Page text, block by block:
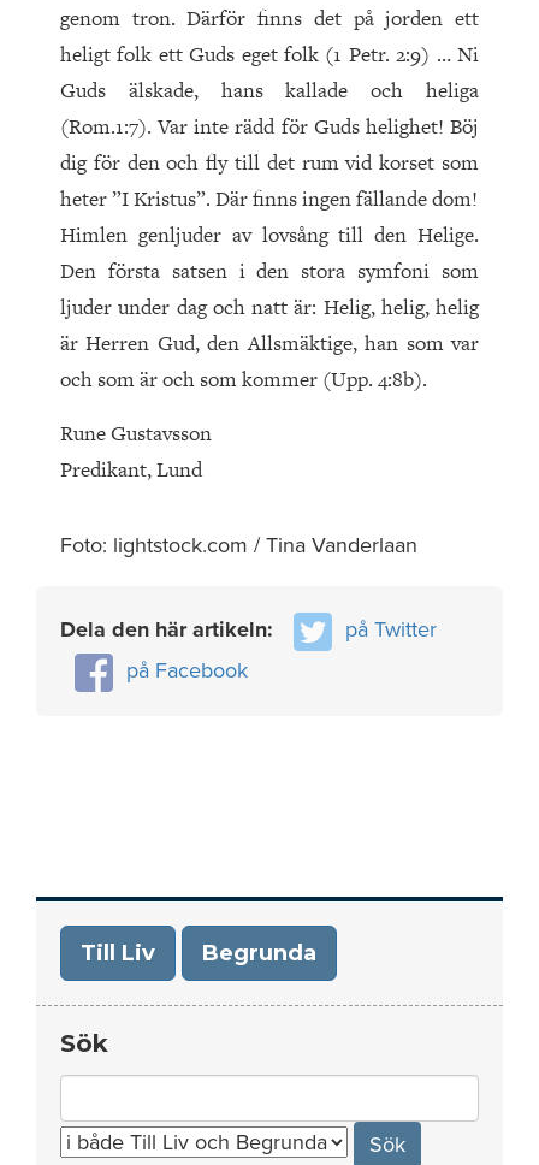
genom tron. Därför finns det på jorden ett
heligt folk ett Guds eget folk (1 Petr. 2:9) … Ni
Guds älskade, hans kallade och heliga
(Rom.1:7). Var inte rädd för Guds helighet! Böj
dig för den och fly till det rum vid korset som
heter ”I Kristus”. Där finns ingen fällande dom!
Himlen genljuder av lovsång till den Helige.
Den första satsen i den stora symfoni som
ljuder under dag och natt är: He­lig, helig, helig
är Herren Gud, den Allsmäktige, han som var
och som är och som kommer (Upp. 4:8b).
Rune Gustavsson
Predikant, Lund
Foto: lightstock.com / Tina Vanderlaan
Dela den här artikeln:
på Twitter
på Facebook
Till Liv Begrunda
Sök
for: